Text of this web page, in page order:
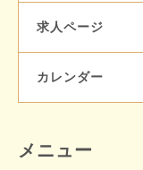
求人ページ
カレンダー
メニュー